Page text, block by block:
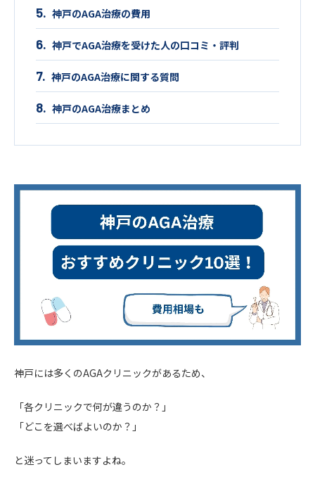
神戸のAGA治療の費用
神戸でAGA治療を受けた人の口コミ・評判
神戸のAGA治療に関する質問
神戸のAGA治療まとめ
神戸には多くのAGAクリニックがあるため、
「各クリニックで何が違うのか？」
「どこを選べばよいのか？」
と迷ってしまいますよね。